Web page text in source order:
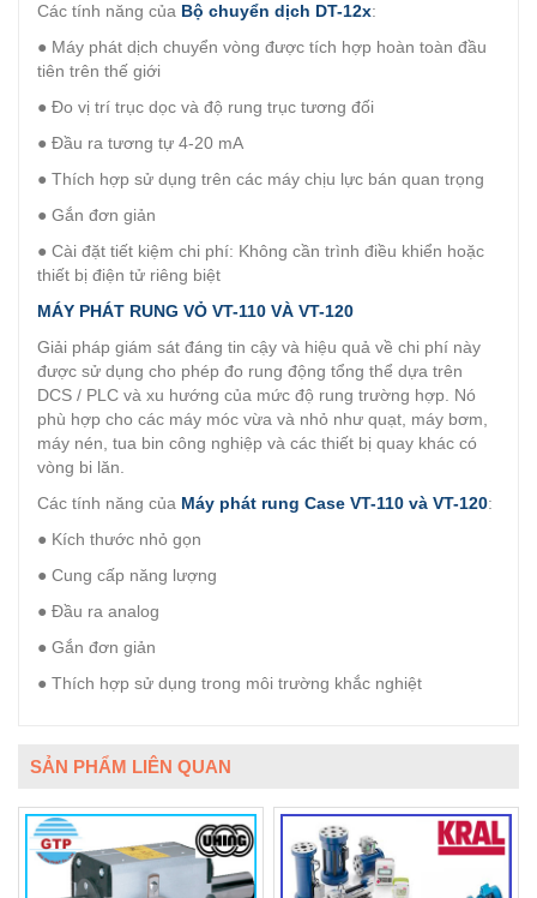
Các tính năng của Bộ chuyển dịch DT-12x:
● Máy phát dịch chuyển vòng được tích hợp hoàn toàn đầu
tiên trên thế giới
● Đo vị trí trục dọc và độ rung trục tương đối
● Đầu ra tương tự 4-20 mA
● Thích hợp sử dụng trên các máy chịu lực bán quan trọng
● Gắn đơn giản
● Cài đặt tiết kiệm chi phí: Không cần trình điều khiển hoặc
thiết bị điện tử riêng biệt
MÁY PHÁT RUNG VỎ VT-110 VÀ VT-120
Giải pháp giám sát đáng tin cậy và hiệu quả về chi phí này
được sử dụng cho phép đo rung động tổng thể dựa trên
DCS / PLC và xu hướng của mức độ rung trường hợp. Nó
phù hợp cho các máy móc vừa và nhỏ như quạt, máy bơm,
máy nén, tua bin công nghiệp và các thiết bị quay khác có
vòng bi lăn.
Các tính năng của Máy phát rung Case VT-110 và VT-120:
● Kích thước nhỏ gọn
● Cung cấp năng lượng
● Đầu ra analog
● Gắn đơn giản
● Thích hợp sử dụng trong môi trường khắc nghiệt
SẢN PHẨM LIÊN QUAN